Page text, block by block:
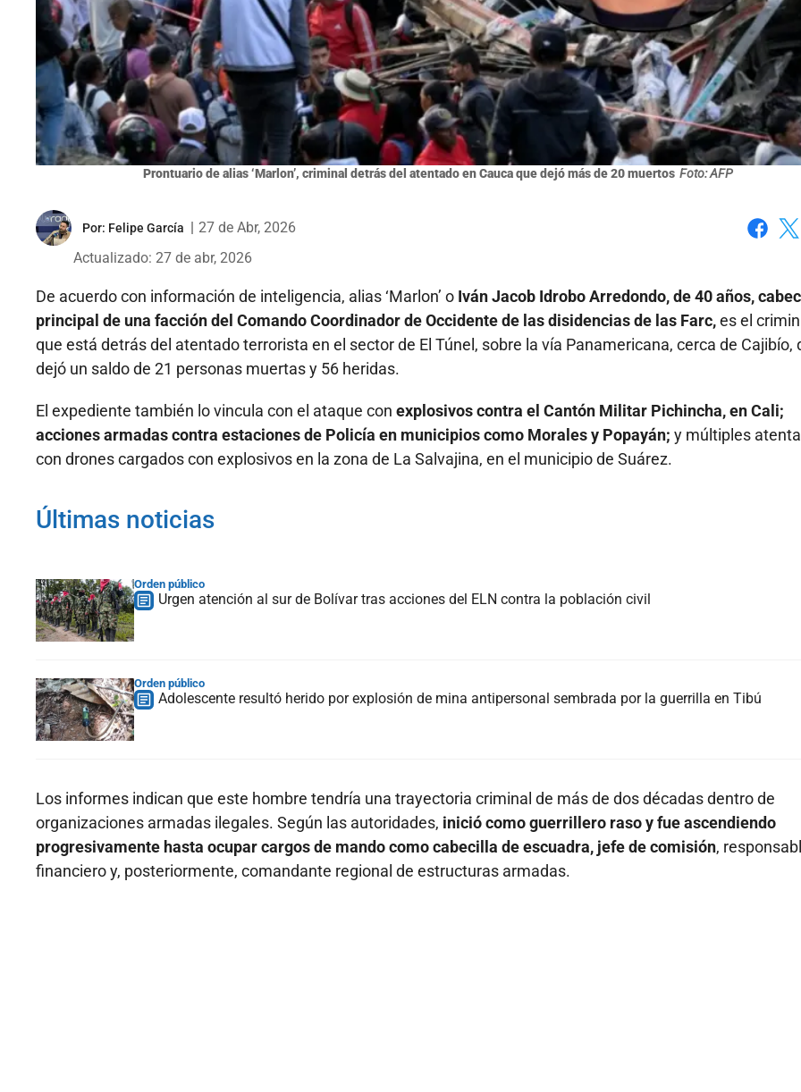
Prontuario de alias ‘Marlon’, criminal detrás del atentado en Cauca que dejó más de 20 muertos Foto: AFP
Por: Felipe García
27 de Abr, 2026
Actualizado: 27 de abr, 2026
De acuerdo con información de inteligencia, alias ‘Marlon’ o Iván Jacob Idrobo Arredondo, de 40 años,
principal de una facción del Comando Coordinador de Occidente de las disidencias de las Farc,es el
que está detrás del atentado terrorista en el sector de El Túnel, sobre la vía Panamericana, cerca de Cajibío,
dejó un saldo de 21 personas muertas y 56 heridas.
El expediente también lo vincula con el ataque con explosivos contra el Cantón Militar Pichincha, en Cali;
acciones armadas contra estaciones de Policía en municipios como Morales y Popayán; y múltiples
con drones cargados con explosivos en la zona de La Salvajina, en el municipio de Suárez.
Últimas noticias
Orden público
Urgen atención al sur de Bolívar tras acciones del ELN contra la población civil
Orden público
Adolescente resultó herido por explosión de mina antipersonal sembrada por la guerrilla en Tibú
Los informes indican que este hombre tendría una trayectoria criminal de más de dos décadas dentro de
organizaciones armadas ilegales. Según las autoridades, inició como guerrillero raso y fue ascendiendo
progresivamente hasta ocupar cargos de mando como cabecilla de escuadra, jefe de comisión,
financiero y, posteriormente, comandante regional de estructuras armadas.